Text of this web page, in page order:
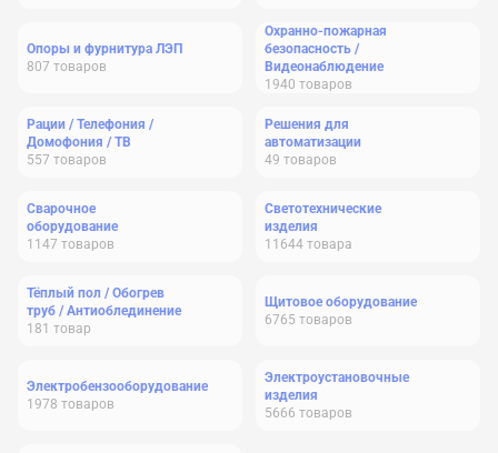
Опоры и фурнитура ЛЭП
807 товаров
Охранно-пожарная
безопасность /
Видеонаблюдение
1940 товаров
Рации / Телефония /
Домофония / ТВ
557 товаров
Решения для
автоматизации
49 товаров
Сварочное
оборудование
1147 товаров
Светотехнические
изделия
11644 товара
Тёплый пол / Обогрев
труб / Антиоблединение
181 товар
Щитовое оборудование
6765 товаров
Электробензооборудование
1978 товаров
Электроустановочные
изделия
5666 товаров